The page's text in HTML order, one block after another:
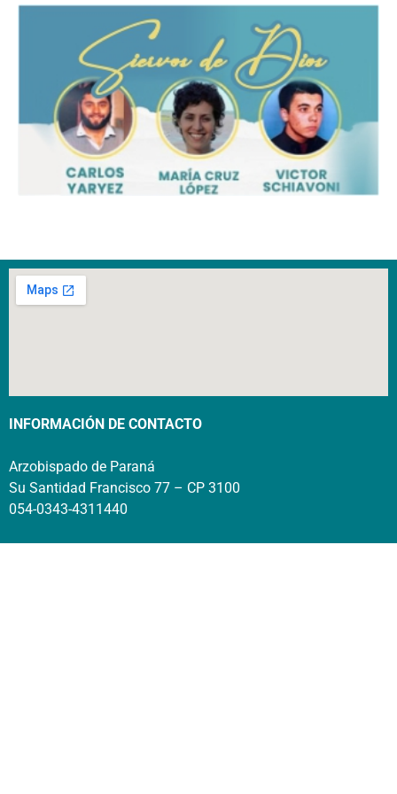
INFORMACIÓN DE CONTACTO
Arzobispado de Paraná
Su Santidad Francisco 77 – CP 3100
054-0343-4311440